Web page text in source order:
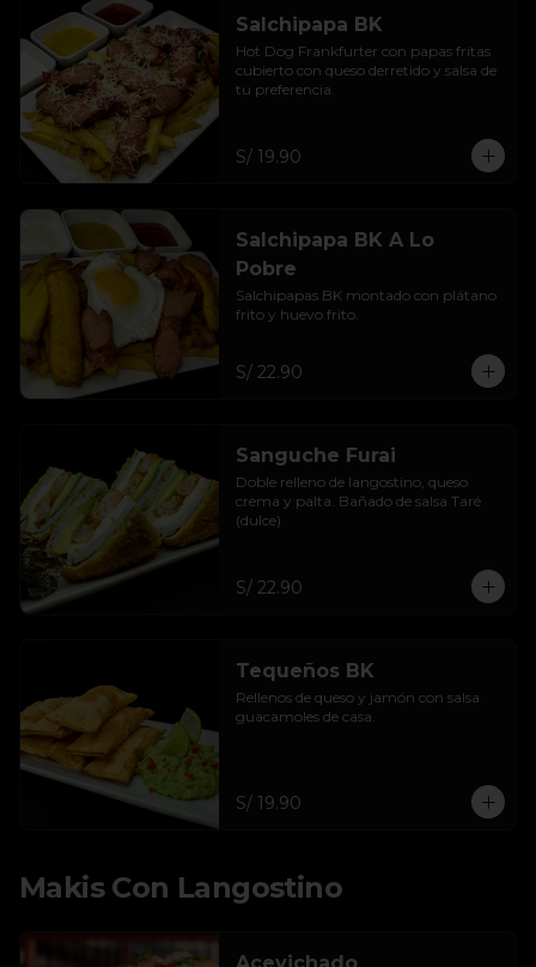
Salchipapa BK
Hot Dog Frankfurter con papas fritas
cubierto con queso derretido y salsa de
tu preferencia.
S/ 19.90
Salchipapa BK A Lo
Pobre
Salchipapas BK montado con plátano
frito y huevo frito.
S/ 22.90
Sanguche Furai
Doble relleno de langostino, queso
crema y palta. Bañado de salsa Taré
(dulce).
S/ 22.90
Tequeños BK
Rellenos de queso y jamón con salsa
guacamoles de casa.
S/ 19.90
Makis Con Langostino